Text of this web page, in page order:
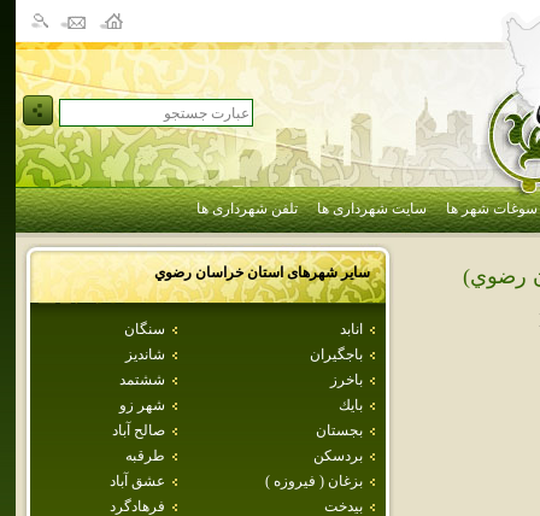
سوغات شهر ها سایت شهرداری ها تلفن شهرداری ها
سایر شهرهای استانخراسان رضوي
انابد
سنگان
باجگيران
شانديز
باخرز
ششتمد
بايك
شهر زو
بجستان
صالح آباد
بردسكن
طرقبه
بزغان ( فيروزه )
عشق آباد
بيدخت
فرهادگرد
رضوي)